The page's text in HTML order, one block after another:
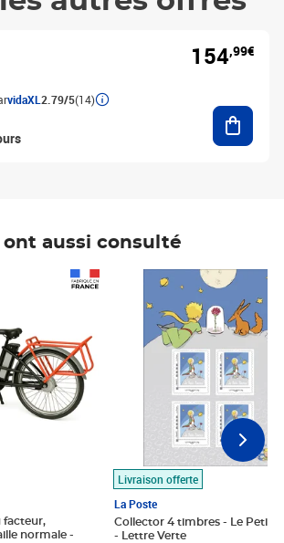
vidaXL 2.79/5(14)
154,99€
ont aussi consulté
facteur,
Livraison offerte
La Poste
Collector 4 timbres - Le Petit
- Lettre Verte
Prix 7,50€